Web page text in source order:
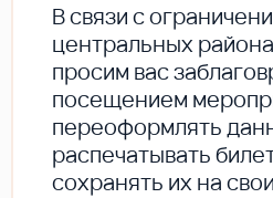
В cвязи с
центральных
просим вас
посещением
переоформлять
распечатывать
сохранять их на